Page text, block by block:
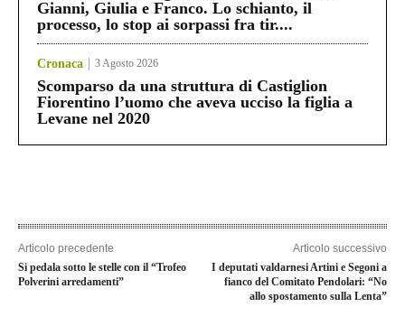
Gianni, Giulia e Franco. Lo schianto, il
processo, lo stop ai sorpassi fra tir....
Cronaca 3 Agosto 2026
Scomparso da una struttura di Castiglion
Fiorentino l’uomo che aveva ucciso la figlia a
Levane nel 2020
Articolo precedente
Si pedala sotto le stelle con il “Trofeo
Polverini arredamenti”
Articolo successivo
I deputati valdarnesi Artini e Segoni a
fianco del Comitato Pendolari: “No
allo spostamento sulla Lenta”